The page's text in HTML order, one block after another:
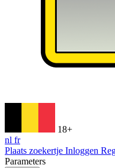
18+
nl fr
Plaats zoekertje Inloggen
Parameters